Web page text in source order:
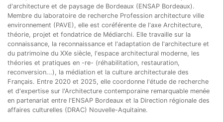
d'architecture et de paysage de Bordeaux (ENSAP Bordeaux).
Membre du laboratoire de recherche Profession architecture ville
environnement (PAVE), elle est coréférente de l'axe Architecture,
théorie, projet et fondatrice de Médiarchi. Elle travaille sur la
connaissance, la reconnaissance et l'adaptation de l'architecture et
du patrimoine du XXe siècle, l'espace architectural moderne, les
théories et pratiques en -re- (réhabilitation, restauration,
reconversion...), la médiation et la culture architecturale des
Français. Entre 2020 et 2025, elle coordonne l'étude de recherche
et d'expertise sur l'Architecture contemporaine remarquable menée
en partenariat entre l'ENSAP Bordeaux et la Direction régionale des
affaires culturelles (DRAC) Nouvelle-Aquitaine.